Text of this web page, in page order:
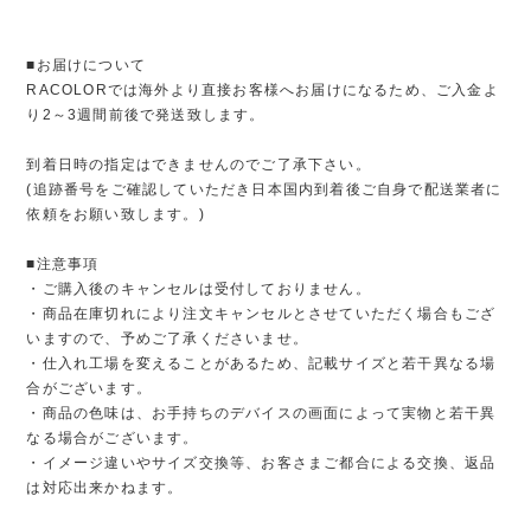
■お届けについて
RACOLORでは海外より直接お客様へお届けになるため、ご入金よ
り2～3週間前後で発送致します。
到着日時の指定はできませんのでご了承下さい。
(追跡番号をご確認していただき日本国内到着後ご自身で配送業者に
依頼をお願い致します。)
■注意事項
・ご購入後のキャンセルは受付しておりません。
・商品在庫切れにより注文キャンセルとさせていただく場合もござ
いますので、予めご了承くださいませ。
・仕入れ工場を変えることがあるため、記載サイズと若干異なる場
合がございます。
・商品の色味は、お手持ちのデバイスの画面によって実物と若干異
なる場合がございます。
・イメージ違いやサイズ交換等、お客さまご都合による交換、返品
は対応出来かねます。